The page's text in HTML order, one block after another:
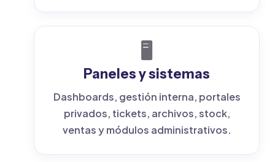
🖥️
Paneles y sistemas
Dashboards, gestión interna, portales
privados, tickets, archivos, stock,
ventas y módulos administrativos.